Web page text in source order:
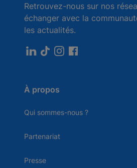
Retrouvez-nous sur nos
échanger avec la
les actualités.
À propos
Qui sommes-nous ?
Partenariat
Presse